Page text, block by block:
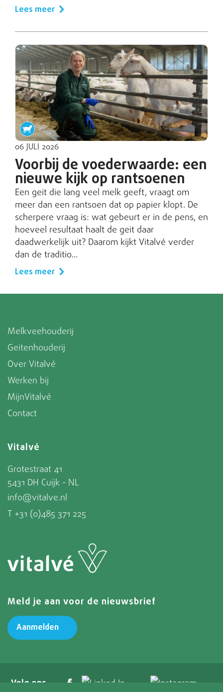
Lees meer
06 JULI 2026
Voorbij de voederwaarde: een
nieuwe kijk op rantsoenen
Een geit die lang veel melk geeft, vraagt om
meer dan een rantsoen dat op papier klopt. De
scherpere vraag is: wat gebeurt er in de pens, en
hoeveel resultaat haalt de geit daar
daadwerkelijk uit? Daarom kijkt Vitalvé verder
dan de traditio...
Lees meer
Melkveehouderij
Geitenhouderij
Over Vitalvé
Werken bij
MijnVitalvé
Contact
Meld je aan voor de nieuwsbrief
Aanmelden
Vitalvé
Grotestraat 41
5431 DH Cuijk - NL
info@vitalve.nl
T +31 (0)485 371 225
Volg ons